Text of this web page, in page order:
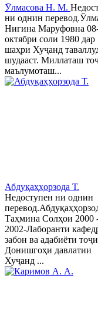
Ӯлмасова Н. М.
ни однин
Нигина Маруфовна
октябри соли 1980 дар
шаҳри Хуҷанд
шудааст. Миллаташ
маълумоташ...
Абдуқаҳҳорзода Т.
Недоступен ни однин
Таҳмина Солҳои 2000
2002-Лаборанти
забон ва адабиёти
Донишгоҳи давлатии
Хуҷанд ...